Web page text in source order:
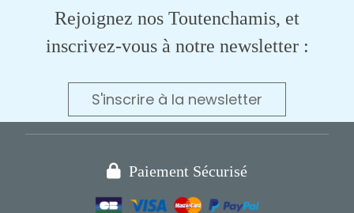
Rejoignez nos Toutenchamis, et
inscrivez-vous à notre newsletter :
S'inscrire à la newsletter
 Paiement Sécurisé